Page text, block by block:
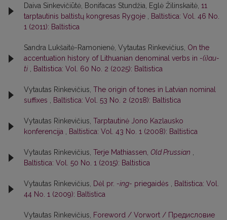
Daiva Sinkevičiūtė, Bonifacas Stundžia, Eglė Žilinskaitė, 11
tarptautinis baltistų kongresas Rygoje , Baltistica: Vol. 46 No.
1 (2011): Baltistica
Sandra Lukšaitė-Ramonienė, Vytautas Rinkevičius, On the
accentuation history of Lithuanian denominal verbs in -(i)au-
ti , Baltistica: Vol. 60 No. 2 (2025): Baltistica
Vytautas Rinkevičius, The origin of tones in Latvian nominal
suffixes , Baltistica: Vol. 53 No. 2 (2018): Baltistica
Vytautas Rinkevičius, Tarptautinė Jono Kazlausko
konferencija , Baltistica: Vol. 43 No. 1 (2008): Baltistica
Vytautas Rinkevičius, Terje Mathiassen, Old Prussian ,
Baltistica: Vol. 50 No. 1 (2015): Baltistica
Vytautas Rinkevičius, Dėl pr. -ing- priegaidės , Baltistica: Vol.
44 No. 1 (2009): Baltistica
Vytautas Rinkevičius, Foreword / Vorwort / Предисловие